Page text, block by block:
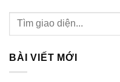
BÀI VIẾT MỚI